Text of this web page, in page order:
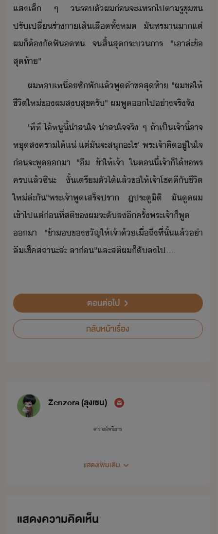
แสเล็​ ​ๆ​ ​ร​ตั​ผ​่​จะ​แทร​ไป​ตา​รูขุข​
ปรัเปลี่​ร่าา​เส้เลื​ทั้ห​ ​ั​ทรา​า​แต่​
ผ​็​ต้​ัฟั​ท​ ​จ​สิ้สุ​ระาร​ ​"​เาล่ะ​ข้​
สุท้า​"
ผ​ห​เหื่​ซั​พั​แล้​พู​คำข​สุท้า​ ​"​ผ​ขให้​
ชีิต​ให่​ข​ผ​สสุข​ครั​"​ ​ผ​พู​​ไป​่าจริจั
'​หึหึ​ ​ไ้​หู​ี้​่าสใจ​ ​่าสใจ​จริ​ ​ๆ​ ​ถ้า​เป็​เจ้า​ี้​าจ​
หุ​สครา​ไ้​แ่​ ​แต่​ั​จะ​สุ​ะไร​'​ ​พระเจ้า​คิ​ู่​ใ​ใจ​
่​จะ​พู​า​ ​"​ื​ ​ข้า​ให้​เจ้า​ ​ใ​ตี้​เจ้า​็ไ้​ขพร​
คร​แล้​ซิะ​ ​ั้​เตรีตั​ไ้​แล้​ขให้​เจ้า​โชคี​ั​ชีิต​
ให่​ล่ะ​ั​"​พระเจ้า​พูเสร​็จ​ปรา​ ฎ​ประตู​ิติ​ ​ั​ู​ผ​
เข้าไป​แต่่​ที่​สติ​ข​ผ​จะ​ั​ล​ีครั้​พระเจ้า​็​พู​
า​ ​"​ข้า​​ขขัญ​ให้​เจ้า​้​เื่ถึ​ที่​ั้แล​้​​่า​
ลื​เช็ค​สถาะ​ล่ะ​ ​ลา่​"​และ​สติ​ผ​็​ั​ล​ไป​....
ตอนต่อไป
กลับหน้าเรื่อง
Zenzora (ลุงเซน)
ตารางอัพนิยาย
แสดงเพิ่มเติม
แสดงความคิดเห็น